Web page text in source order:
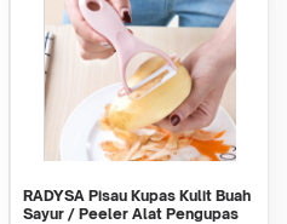
RADYSA Pisau Kupas Kulit Buah
Sayur / Peeler Alat Pengupas